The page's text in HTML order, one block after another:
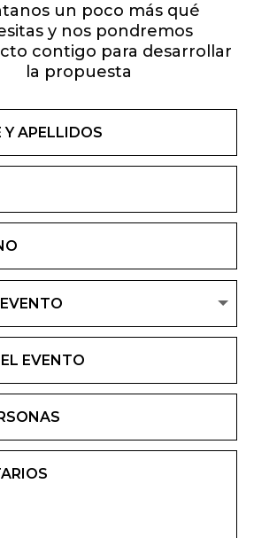
un poco más qué
y nos pondremos
contigo para desarrollar
la propuesta